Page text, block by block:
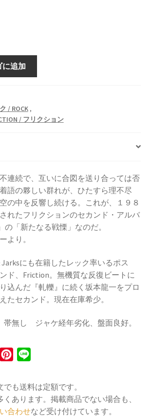
に追加
/ ROCK,
/ フリクション
連続で、互いに合図を送り合っては否
語の夥しい群れが、ひたすら理不尽
の中を反響し続ける。これが、１９８
れたフリクションのセカンド・アルバ
の「新たなる戦慄」なのだ。
より。
Jarksにも在籍したレック率いるポス
ド、Friction。無機質な反復ビートに
込んだ『軋轢』に続く坂本龍一をプロ
たセカンド。現在在庫希少。
帯無し ジャケ経年劣化、盤面良好。
n
t
e
n
e
も送料は定額です。
あります。掲載商品でない場合も、
合わせなど受け付けています。